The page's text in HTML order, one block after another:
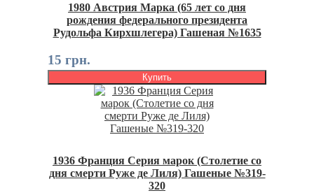
1980 Австрия Марка (65 лет со дня
рождения федерального президента
Рудольфа Кирхшлегера) Гашеная №1635
15 грн.
Купить
1936 Франция Серия марок (Столетие со
дня смерти Руже де Лиля) Гашеные №319-
320